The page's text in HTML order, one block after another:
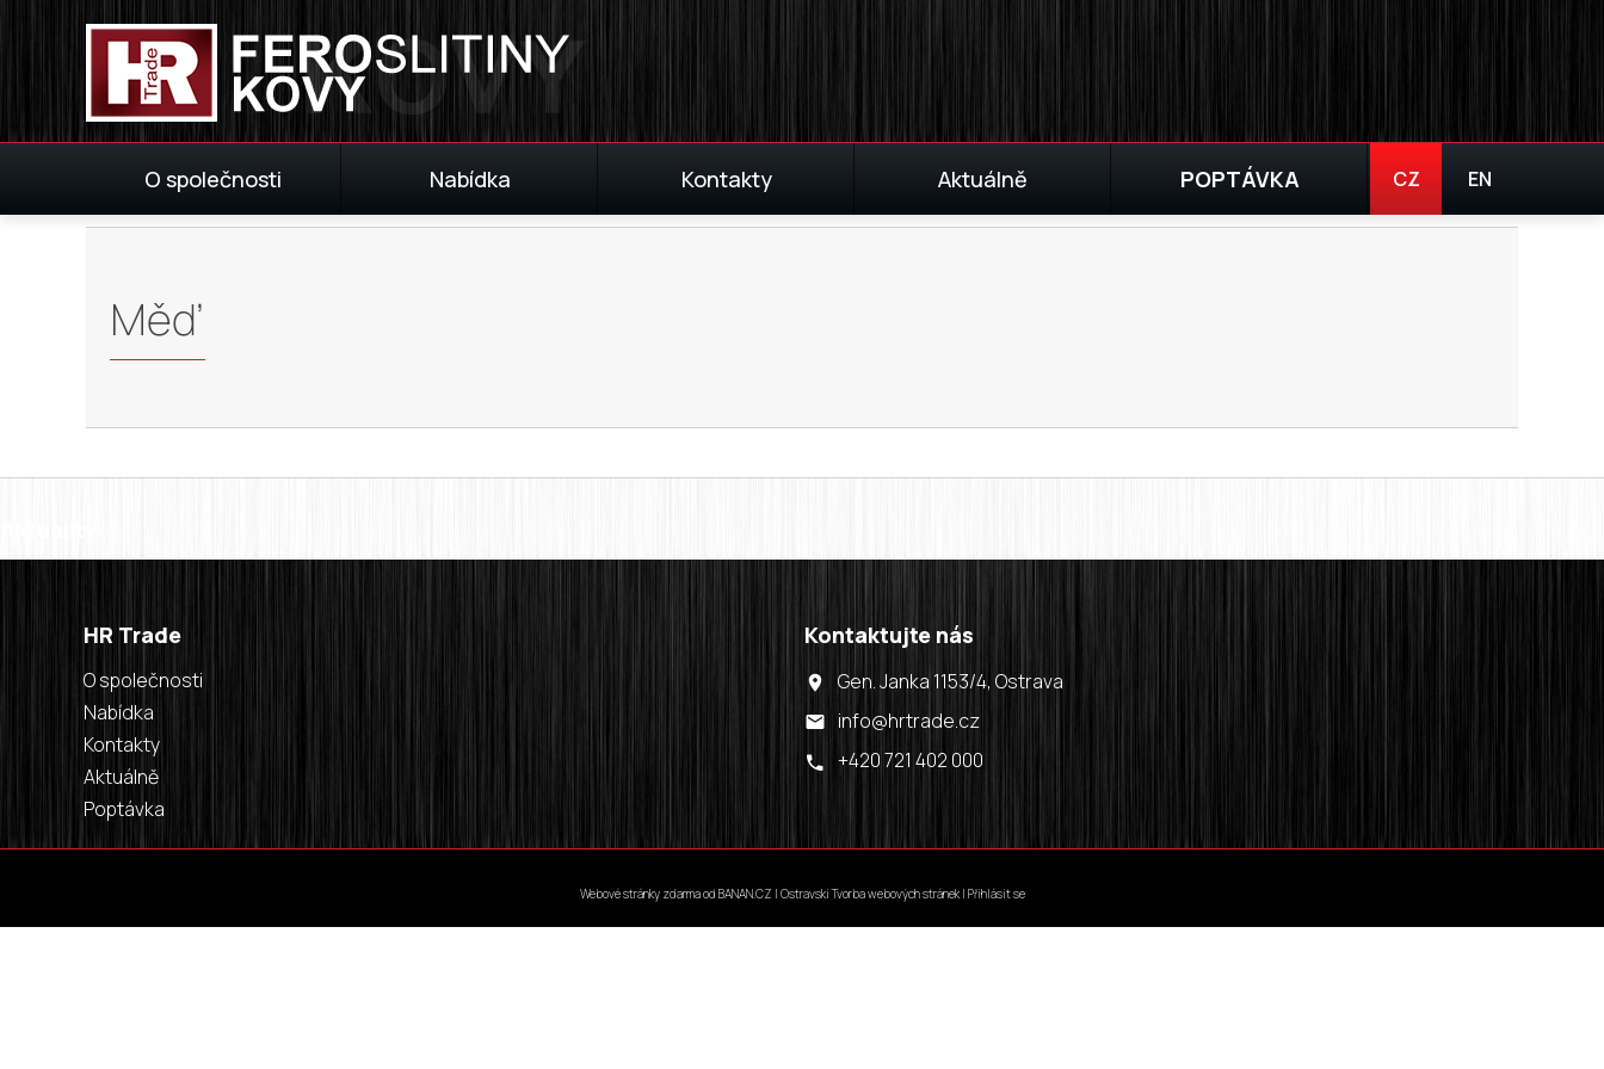
O společnosti Nabídka Kontakty Aktuálně POPTÁVKA CZ EN
Měď
HR Trade
O společnosti
Nabídka
Kontakty
Aktuálně
Poptávka
Kontaktujte nás
Gen. Janka 1153/4, Ostrava
info@hrtrade.cz
+420 721 402 000
Webové stránky zdarmaod BANAN.CZ | Ostravski Tvorba webových stránek | Přihlásit se